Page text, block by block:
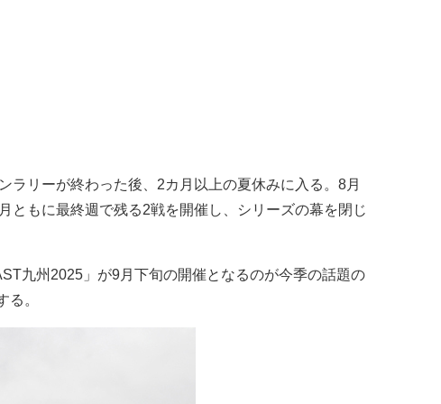
リーが終わった後、2カ月以上の夏休みに入る。8月
ともに最終週で残る2戦を開催し、シリーズの幕を閉じ
九州2025」が9月下旬の開催となるのが今季の話題の
。